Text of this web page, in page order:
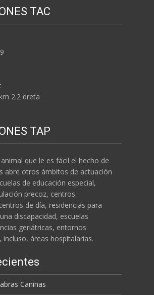
TAC
2.2 dreta
TAP
que le es fácil el hecho de
abre otros ámbitos de actuación
de educación especial,
precoz, centros
de día, residencias para
discapacidad, escuelas
geriátricas, entornos
áreas hospitalarias.
Caninas